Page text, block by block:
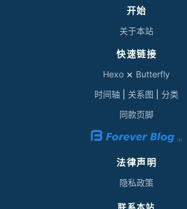
开始
关于本站
快速链接
Hexo ⨯ Butterfly
时间轴
关系图
分类
同款页脚
法律声明
隐私政策
联系本站